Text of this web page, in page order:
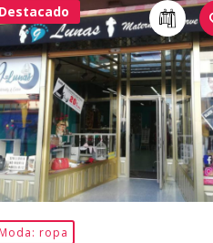
Destacado
Moda: ropa